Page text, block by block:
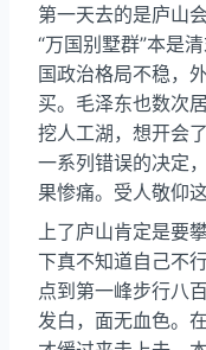
第一天去的是庐山
“万国别墅群”本是
国政治格局不稳，
买。毛泽东也数次
挖人工湖，想开会
一系列错误的决定
果惨痛。受人敬仰
上了庐山肯定是要
下真不知道自己不
点到第一峰步行八
发白，面无血色。